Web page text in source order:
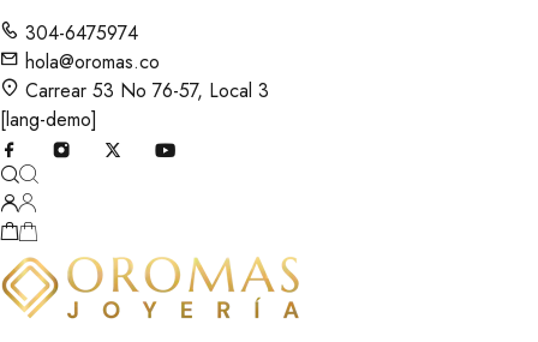
304-6475974
hola@oromas.co
Carrear 53 No 76-57, Local 3
[lang-demo]